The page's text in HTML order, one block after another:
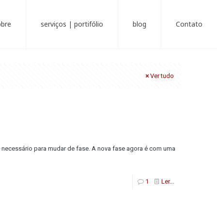
serviços | portifólio blog Contato
Ver tudo
para mudar de fase. A nova fase agora é com uma
1 Ler...